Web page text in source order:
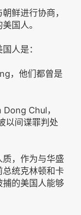
鲜进行协商，
国人。
人是：
，他们都曾是
Chul，
以间谍罪判处
，作为与华盛
统克林顿和卡
的美国人能够